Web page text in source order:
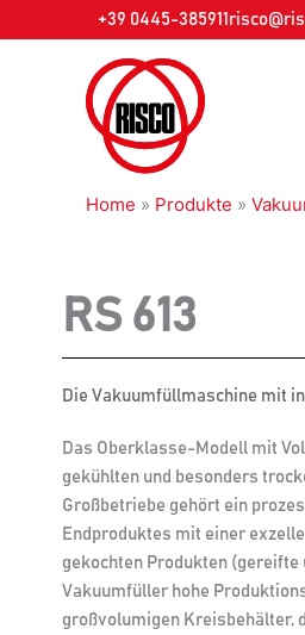
Inhalt
+39 0445-385911
Home » Produkte »
RS 613
Die Vakuumfüllmaschine mit
Das Oberklasse-Modell mit
gekühlten und besonders
Großbetriebe gehört ein
Endproduktes mit einer
gekochten Produkten
Vakuumfüller hohe
großvolumigen Kreisbehälter,